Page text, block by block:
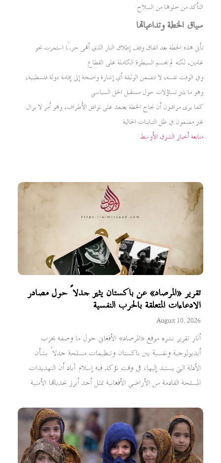
تقرير «المرصاد» عن باكستان يثير جدلاً حول مصادر
الادعاءات المتعلقة بالحرب النفسية
August 10, 2026
أثار تقرير نشره موقع «المرصاد» الأفغاني حول ما وصفه بحرب
أيديولوجية ونفسية بين باكستان وتنظيمات مسلحة جدلاً بشأن
الأدلة التي يستند إليها، في وقت تؤكد فيه إسلام آباد أن التهديدات
المسلحة القادمة من الأراضي الأفغانية تمثل أحد أبرز تحدياتها الأمنية
التأكد من خلوها من السلاح
سياق الخطة وتداعياتها
تأتي هذه الخطة بعد اتفاق وقف إطلاق النار الذي أنهى حربًا استمرت نحو
عامين، لكنه لم يحسم السيطرة الكاملة على القطاع
وفي الوقت نفسه، لا تتضمن الوثيقة أي إشارة واضحة إلى إقامة دولة فلسطينية،
وهو ما يثير تساؤلات حول مستقبل الحل السياسي
كما يرى مراقبون أن نجاح الخطة يعتمد على توافق الأطراف، وهو أمر لا يزال
غير مضمون في ظل التباينات الحالية
متابعة أخبار الشرق الأوسط